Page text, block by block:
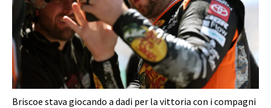
Briscoe stava giocando a dadi per la vittoria con i compagni